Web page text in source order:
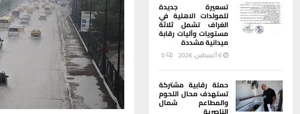
تسعيرة جديدة
للمولدات الاهلية في
الغراف تشمل ثلاثة
مستويات وآليات رقابة
ميدانية مشددة
6 أغسطس، 2026 0
حملة رقابية مشتركة
تستهدف محال اللحوم
والمطاعم شمال